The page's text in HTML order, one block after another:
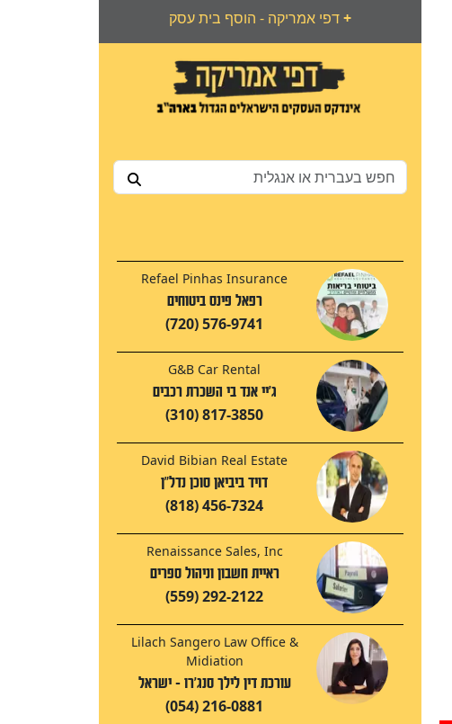
דפי אמריקה - הוסף בית עסק+
Refael Pinhas Insurance
רפאל פינס ביטוחים
(720) 576-9741
G&B Car Rental
ג'יי אנד בי השכרת רכבים
(310) 817-3850
David Bibian Real Estate
דויד ביביאן סוכן נדל"ן
(818) 456-7324
Renaissance Sales, Inc
ראיית חשבון וניהול ספרים
(559) 292-2122
Lilach Sangero Law Office &
Midiation
עורכת דין לילך סנג'רו - ישראל
(054) 216-0881